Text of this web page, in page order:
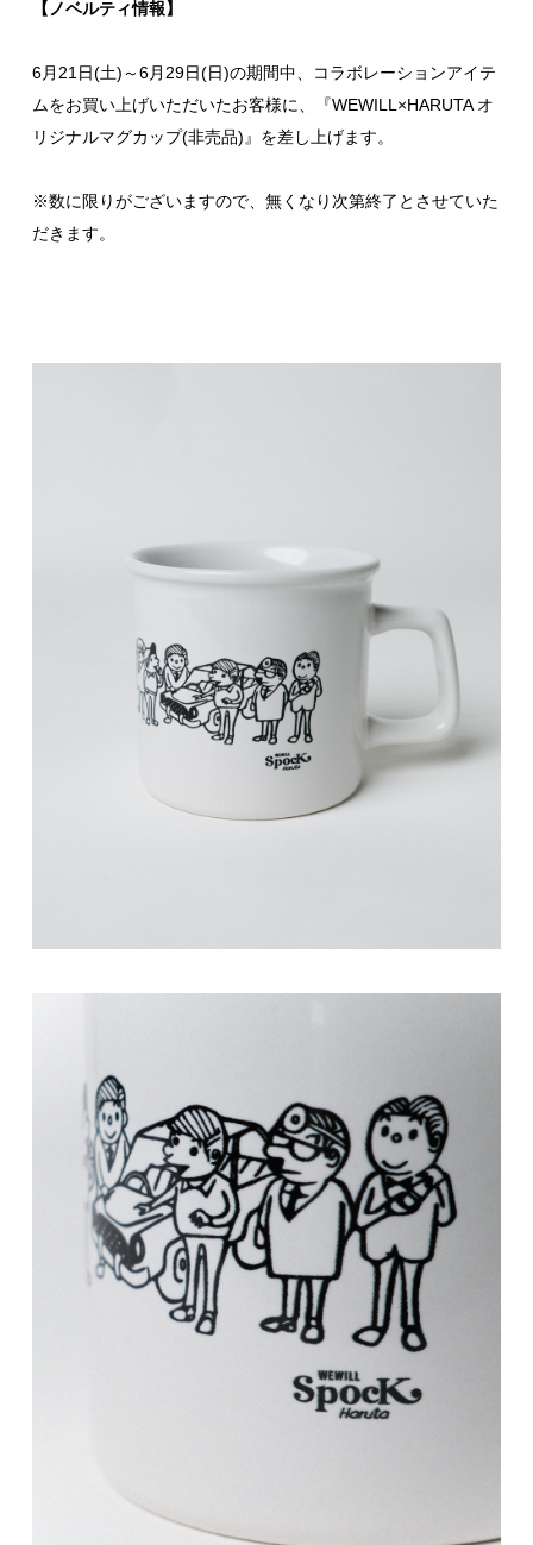
【ノベルティ情報】
6月21日(土)～6月29日(日)の期間中、コラボレーションアイテ
ムをお買い上げいただいたお客様に、『WEWILL×HARUTA オ
リジナルマグカップ(非売品)』を差し上げます。
※数に限りがございますので、無くなり次第終了とさせていた
だきます。